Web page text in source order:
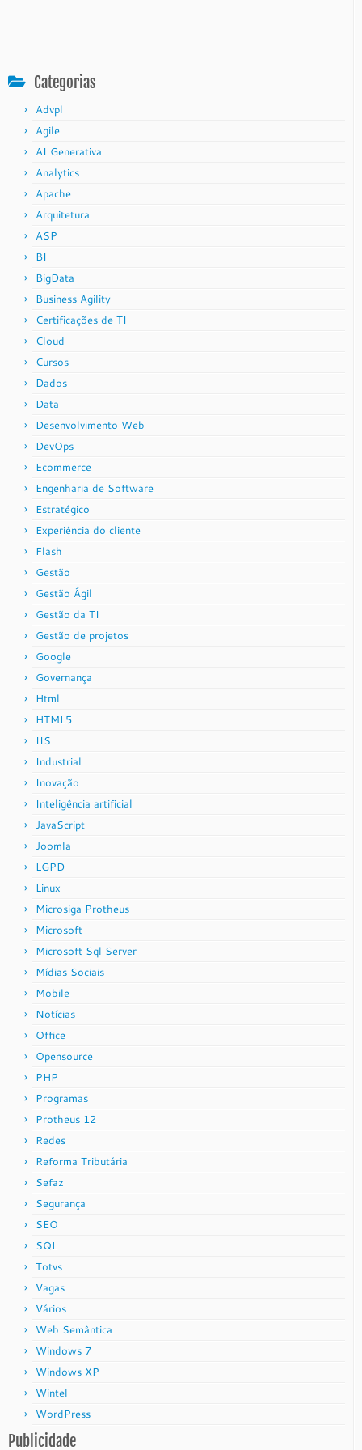
Categorias
Advpl
Agile
AI Generativa
Analytics
Apache
Arquitetura
ASP
BI
BigData
Business Agility
Certificações de TI
Cloud
Cursos
Dados
Data
Desenvolvimento Web
DevOps
Ecommerce
Engenharia de Software
Estratégico
Experiência do cliente
Flash
Gestão
Gestão Ágil
Gestão da TI
Gestão de projetos
Google
Governança
Html
HTML5
IIS
Industrial
Inovação
Inteligência artificial
JavaScript
Joomla
LGPD
Linux
Microsiga Protheus
Microsoft
Microsoft Sql Server
Mídias Sociais
Mobile
Notícias
Office
Opensource
PHP
Programas
Protheus 12
Redes
Reforma Tributária
Sefaz
Segurança
SEO
SQL
Totvs
Vagas
Vários
Web Semântica
Windows 7
Windows XP
Wintel
WordPress
Publicidade